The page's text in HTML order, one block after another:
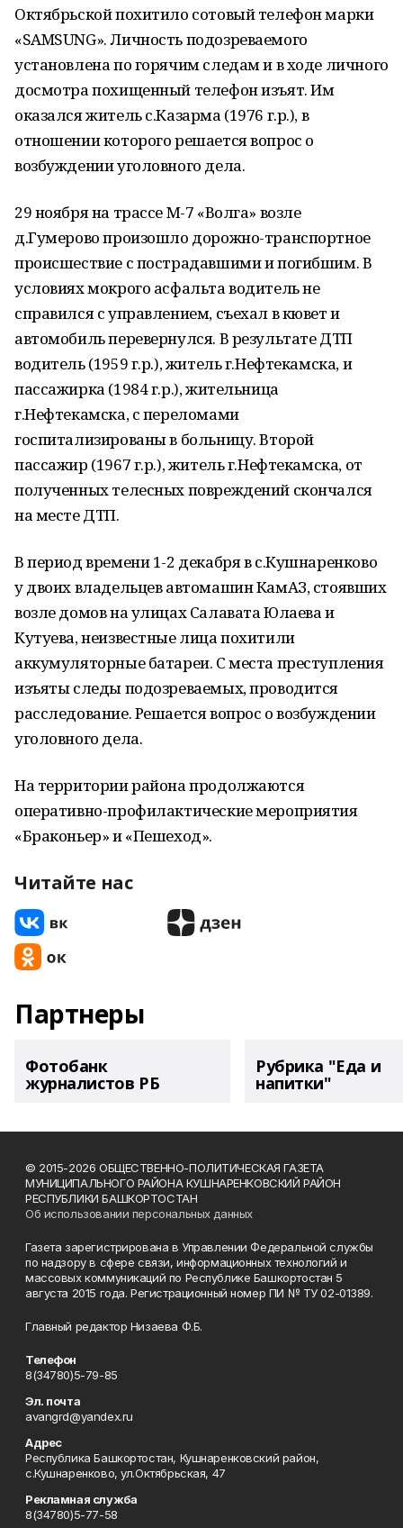
Октябрьской похитило сотовый телефон марки
«SAMSUNG». Личность подозреваемого
установлена по горячим следам и в ходе личного
досмотра похищенный телефон изъят. Им
оказался житель с.Казарма (1976 г.р.), в
отношении которого решается вопрос о
возбуждении уголовного дела.
29 ноября на трассе М-7 «Волга» возле
д.Гумерово произошло дорожно-транспортное
происшествие с пострадавшими и погибшим. В
условиях мокрого асфальта водитель не
справился с управлением, съехал в кювет и
автомобиль перевернулся. В результате ДТП
водитель (1959 г.р.), житель г.Нефтекамска, и
пассажирка (1984 г.р.), жительница
г.Нефтекамска, с переломами
госпитализированы в больницу. Второй
пассажир (1967 г.р.), житель г.Нефтекамска, от
полученных телесных повреждений скончался
на месте ДТП.
В период времени 1-2 декабря в с.Кушнаренково
у двоих владельцев автомашин КамАЗ, стоявших
возле домов на улицах Салавата Юлаева и
Кутуева, неизвестные лица похитили
аккумуляторные батареи. С места преступления
изъяты следы подозреваемых, проводится
расследование. Решается вопрос о возбуждении
уголовного дела.
На территории района продолжаются
оперативно-профилактические мероприятия
«Браконьер» и «Пешеход».
Читайте нас
Партнеры
Фотобанк
журналистов РБ
Рубрика "Еда и
напитки"
© 2015-2026 ОБЩЕСТВЕННО-ПОЛИТИЧЕСКАЯ ГАЗЕТА
МУНИЦИПАЛЬНОГО РАЙОНА КУШНАРЕНКОВСКИЙ РАЙОН
РЕСПУБЛИКИ БАШКОРТОСТАН
Об использовании персональных данных
Газета зарегистрирована в Управлении Федеральной службы
по надзору в сфере связи, информационных технологий и
массовых коммуникаций по Республике Башкортостан 5
августа 2015 года. Регистрационный номер ПИ № ТУ 02-01389.
Главный редактор Низаева Ф.Б.
Телефон
8(34780)5-79-85
Эл. почта
avangrd@yandex.ru
Адрес
Республика Башкортостан, Кушнаренковский район,
с.Кушнаренково, ул.Октябрьская, 47
Рекламная служба
8(34780)5-77-58